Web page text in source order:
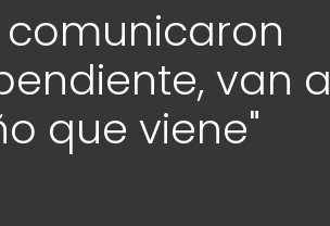
comunicaron
van a
que viene"